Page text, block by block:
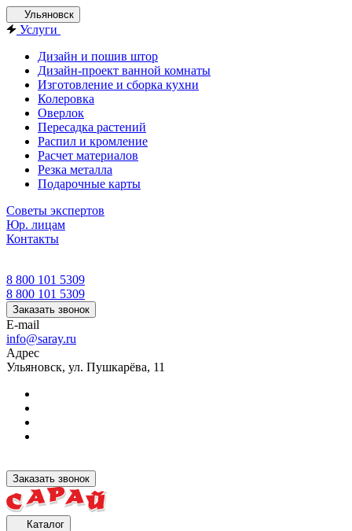
Ульяновск
Услуги
Дизайн и пошив штор
Дизайн-проект ванной комнаты
Изготовление и сборка кухни
Колеровка
Оверлок
Пересадка растений
Распил и кромление
Расчет материалов
Резка металла
Подарочные карты
Советы экспертов
Юр. лицам
Контакты
8 800 101 5309
8 800 101 5309
Заказать звонок
E-mail
info@saray.ru
Адрес
Ульяновск, ул. Пушкарёва, 11
Заказать звонок
Каталог